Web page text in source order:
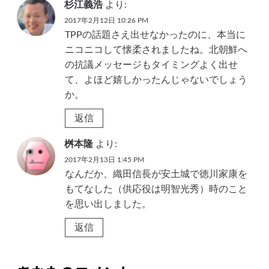
杉江義浩 より:
2017年2月12日 10:26 PM
TPPの話題さえ出せなかったのに、本当に
ニコニコして懐柔されましたね。北朝鮮へ
の抗議メッセージもタイミングよく出せ
て、よほど嬉しかったんじゃないでしょう
か。
返信
桝本隆 より:
2017年2月13日 1:45 PM
なんだか、織田信長が安土城で徳川家康を
もてなした（供応役は明智光秀）時のこと
を思い出しました。
返信